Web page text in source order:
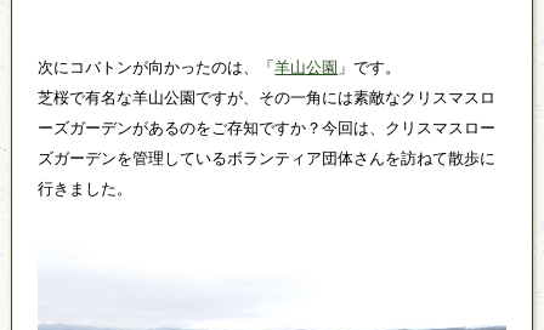
次にコバトンが向かったのは、「羊山公園 」です。
芝桜で有名な羊山公園ですが、その一角には素敵なクリスマスロ
ーズガーデンがあるのをご存知ですか？今回は、クリスマスロー
ズガーデンを管理しているボランティア団体さんを訪ねて散歩に
行きました。